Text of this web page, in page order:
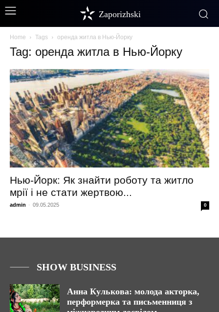
Zaporizhski
Home Tags оренда житла в Нью-Йорку
Tag: оренда житла в Нью-Йорку
Нью-Йорк: Як знайти роботу та житло
мрії і не стати жертвою...
admin - 09.05.2025 0
SHOW BUSINESS
Анна Кулькова: молода акторка,
перформерка та письменниця з